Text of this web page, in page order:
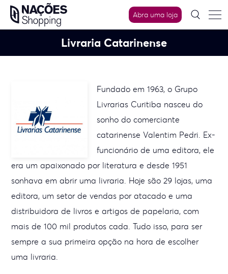
Skip
content
Abra uma loja
Livraria Catarinense
Fundado em 1963, o Grupo
Livrarias Curitiba nasceu do
sonho do comerciante
catarinense Valentim Pedri. Ex-
funcionário de uma editora, ele
era um apaixonado por literatura e desde 1951
sonhava em abrir uma livraria. Hoje são 29 lojas, uma
editora, um setor de vendas por atacado e uma
distribuidora de livros e artigos de papelaria, com
mais de 100 mil produtos cada. Tudo isso, para ser
sempre a sua primeira opção na hora de escolher
uma livraria.